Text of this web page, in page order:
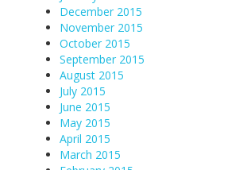
December 2015
November 2015
October 2015
September 2015
August 2015
July 2015
June 2015
May 2015
April 2015
March 2015